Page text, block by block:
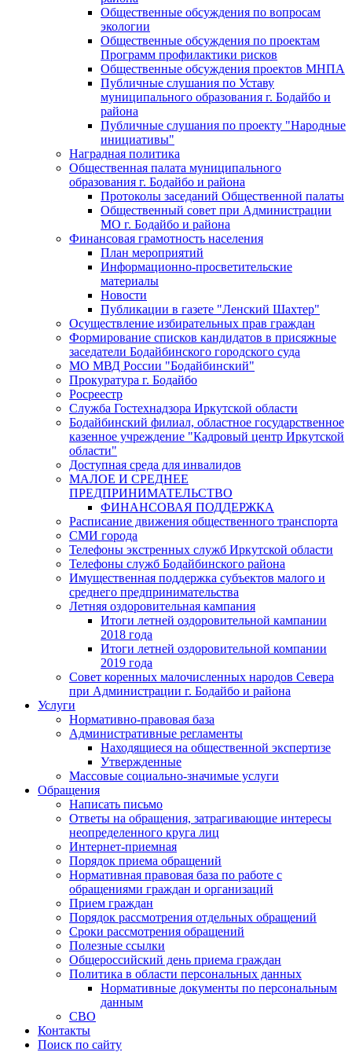
Общественные обсуждения по вопросам
экологии
Общественные обсуждения по проектам
Программ профилактики рисков
Общественные обсуждения проектов МНПА
Публичные слушания по Уставу
муниципального образования г. Бодайбо и
района
Публичные слушания по проекту "Народные
инициативы"
Наградная политика
Общественная палата муниципального
образования г. Бодайбо и района
Протоколы заседаний Общественной палаты
Общественный совет при Администрации
МО г. Бодайбо и района
Финансовая грамотность населения
План мероприятий
Информационно-просветительские
материалы
Новости
Публикации в газете "Ленский Шахтер"
Осуществление избирательных прав граждан
Формирование списков кандидатов в присяжные
заседатели Бодайбинского городского суда
МО МВД России "Бодайбинский"
Прокуратура г. Бодайбо
Росреестр
Служба Гостехнадзора Иркутской области
Бодайбинский филиал, областное государственное
казенное учреждение "Кадровый центр Иркутской
области"
Доступная среда для инвалидов
МАЛОЕ И СРЕДНЕЕ
ПРЕДПРИНИМАТЕЛЬСТВО
ФИНАНСОВАЯ ПОДДЕРЖКА
Расписание движения общественного транспорта
СМИ города
Телефоны экстренных служб Иркутской области
Телефоны служб Бодайбинского района
Имущественная поддержка субъектов малого и
среднего предпринимательства
Летняя оздоровительная кампания
Итоги летней оздоровительной кампании
2018 года
Итоги летней оздоровительной компании
2019 года
Совет коренных малочисленных народов Севера
при Администрации г. Бодайбо и района
Услуги
Нормативно-правовая база
Административные регламенты
Находящиеся на общественной экспертизе
Утвержденные
Массовые социально-значимые услуги
Обращения
Написать письмо
Ответы на обращения, затрагивающие интересы
неопределенного круга лиц
Интернет-приемная
Порядок приема обращений
Нормативная правовая база по работе с
обращениями граждан и организаций
Прием граждан
Порядок рассмотрения отдельных обращений
Сроки рассмотрения обращений
Полезные ссылки
Общероссийский день приема граждан
Политика в области персональных данных
Нормативные документы по персональным
данным
СВО
Контакты
Поиск по сайту